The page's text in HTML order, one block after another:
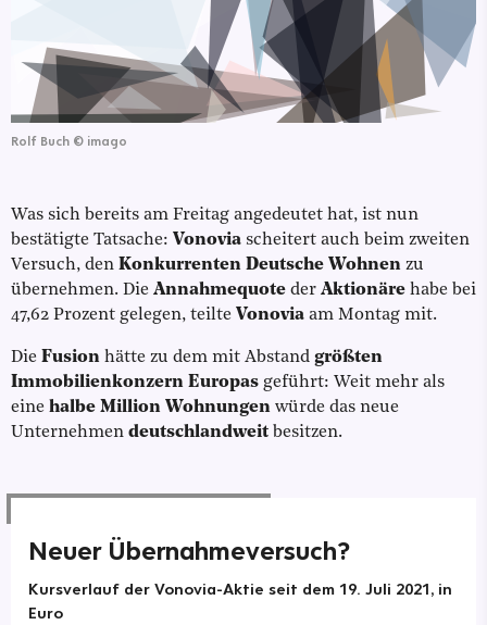
Rolf Buch © imago
Was sich bereits am Freitag angedeutet hat, ist nun
bestätigte Tatsache: Vonovia scheitert auch beim zweiten
Versuch, den Konkurrenten Deutsche Wohnen zu
übernehmen. Die Annahmequote der Aktionäre habe bei
47,62 Prozent gelegen, teilte Vonovia am Montag mit.
Die Fusion hätte zu dem mit Abstand größten
Immobilienkonzern Europas geführt: Weit mehr als
eine halbe Million Wohnungen würde das neue
Unternehmen deutschlandweit besitzen.
Neuer Übernahmeversuch?
Kursverlauf der Vonovia-Aktie seit dem 19. Juli 2021, in
Euro